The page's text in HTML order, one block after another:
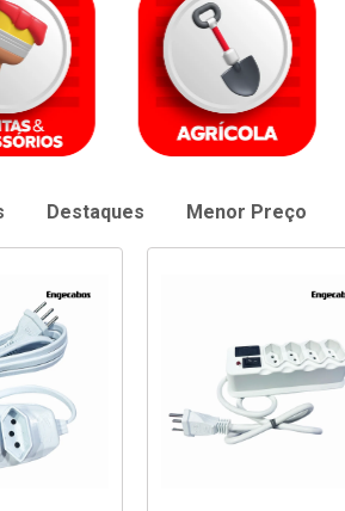
Destaques Menor Preço